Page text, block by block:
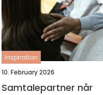
inspiration
10. February 2026
Samtalepartner når